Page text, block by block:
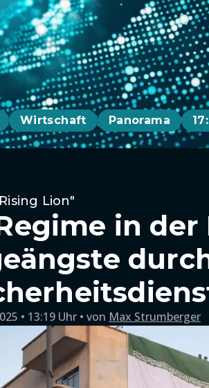
Wirtschaft Panorama
Lion"
in der
• 13:19 Uhr von Max Strumberger